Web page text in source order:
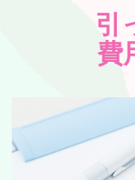
引
費